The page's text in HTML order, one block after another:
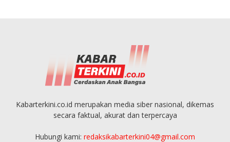
Kabarterkini.co.id merupakan media siber nasional, dikemas
secara faktual, akurat dan terpercaya
Hubungi kami: redaksikabarterkini04@gmail.com